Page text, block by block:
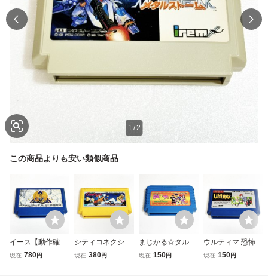
1 /2
この商品よりも安い類似商品
イース【動作確認
済】８本まで同梱
現在 780円
シティコネクショ
ン【動作確認済】
現在 380円
まじかる☆タルる
ートくん【動作確
現在 150円
ウルティマ 恐怖の
エクソダス【動作
現在 150円